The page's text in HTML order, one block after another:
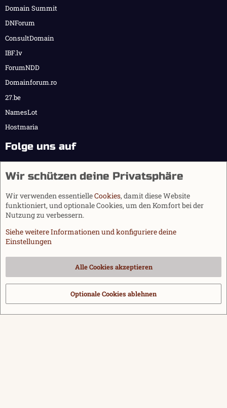
Domain Summit
DNForum
ConsultDomain
IBF.lv
ForumNDD
Domainforum.ro
27.be
NamesLot
Hostmaria
Folge uns auf
Cookies
Datenschutz
Hilfe und Impressum
Start
S
Community platform by XenForo® © 2010-2026 XenForo Ltd.
via s9e/MediaSites
Wir schützen deine Privatsphäre
Wir verwenden essentielleCookies, damit diese Website
funktioniert, und optionale Cookies, um den Komfort bei der
Nutzung zu verbessern.
Siehe weitere Informationen und konfiguriere deine
Einstellungen
Alle Cookies akzeptieren
Optionale Cookies ablehnen